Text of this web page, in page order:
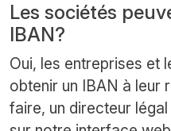
Les sociétés
IBAN?
Oui, les entreprises et
obtenir un IBAN à leur
faire, un directeur